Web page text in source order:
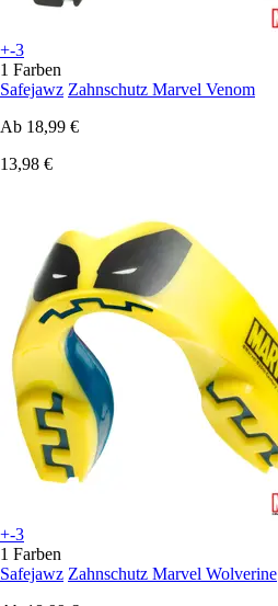
+-3
1 Farben
Safejawz Zahnschutz Marvel Venom
Ab 18,99 €
13,98 €
+-3
1 Farben
Safejawz Zahnschutz Marvel Wolverine